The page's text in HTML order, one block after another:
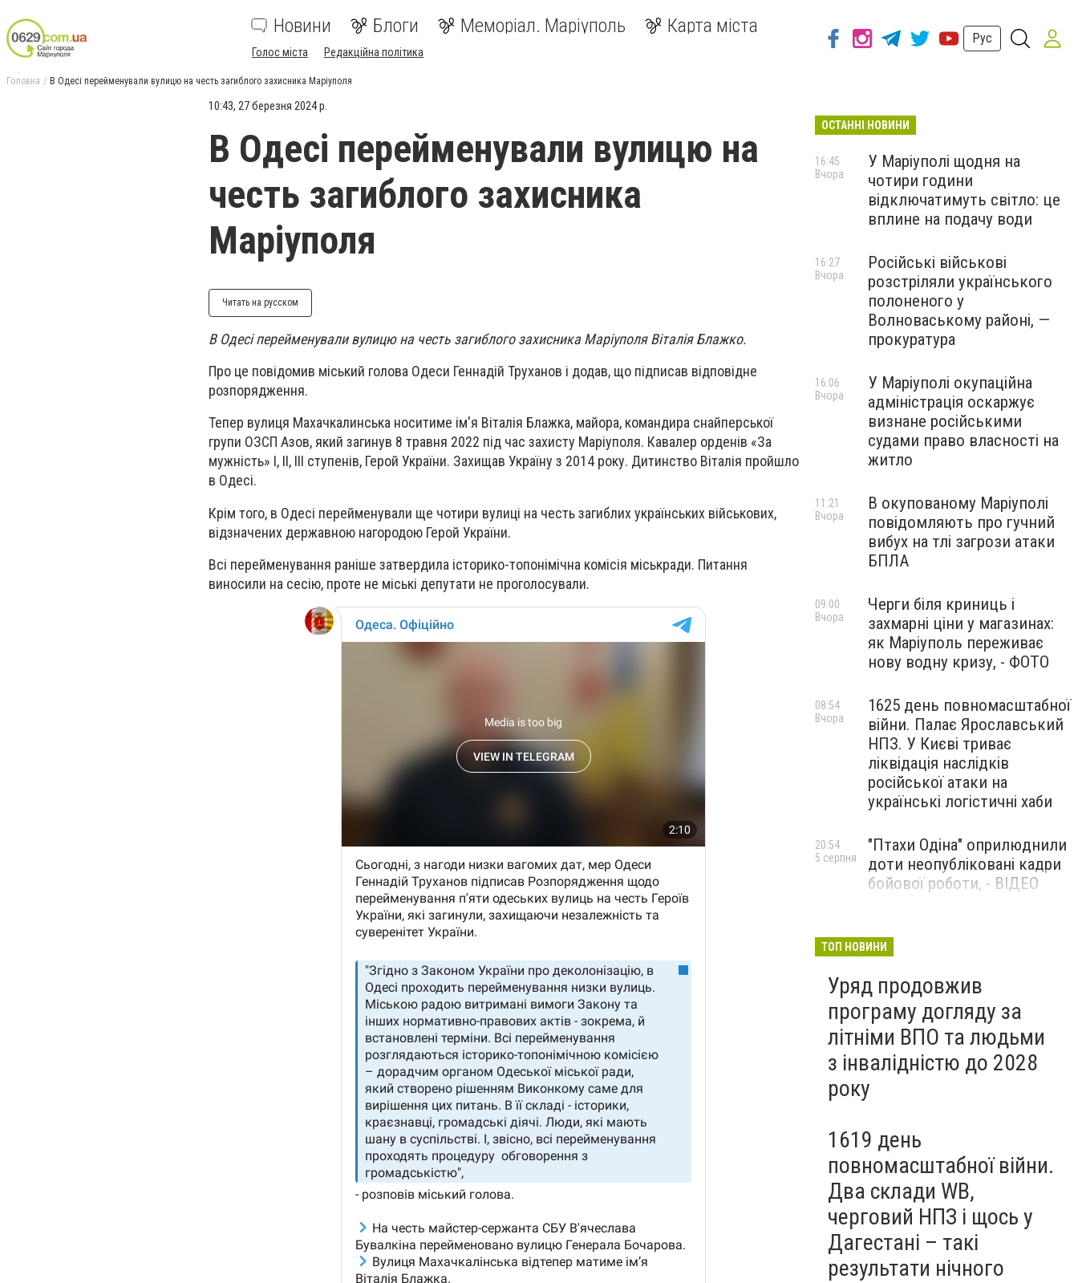
Новини Блоги Меморіал. Маріуполь Карта міста
Голос міста Редакційна політика
Рус
Головна В Одесі перейменували вулицю на честь загиблого захисника Маріуполя
10:43, 27 березня 2024 р.
В Одесі перейменували вулицю на
честь загиблого захисника
Маріуполя
Читать на русском
В Одесі перейменували вулицю на честь загиблого захисника Маріуполя Віталія Блажко.
Про це повідомив міський голова Одеси Геннадій Труханов і додав, що підписав відповідне
розпорядження.
Тепер вулиця Махачкалинська носитиме ім'я Віталія Блажка, майора, командира снайперської
групи ОЗСП Азов, який загинув 8 травня 2022 під час захисту Маріуполя. Кавалер орденів «За
мужність» I, II, III ступенів, Герой України. Захищав Україну з 2014 року. Дитинство Віталія пройшло
в Одесі.
Крім того, в Одесі перейменували ще чотири вулиці на честь загиблих українських військових,
відзначених державною нагородою Герой України.
Всі перейменування раніше затвердила історико-топонімічна комісія міськради. Питання
виносили на сесію, проте не міські депутати не проголосували.
ОСТАННІ НОВИНИ
У Маріуполі щодня на
чотири години
відключатимуть світло: це
вплине на подачу води
16:45
Вчора
Російські військові
розстріляли українського
полоненого у
Волноваському районі, —
прокуратура
16:27
Вчора
У Маріуполі окупаційна
адміністрація оскаржує
визнане російськими
судами право власності на
житло
16:06
Вчора
В окупованому Маріуполі
повідомляють про гучний
вибух на тлі загрози атаки
БПЛА
11:21
Вчора
Черги біля криниць і
захмарні ціни у магазинах:
як Маріуполь переживає
нову водну кризу, - ФОТО
09:00
Вчора
1625 день повномасштабної
війни. Палає Ярославський
НПЗ. У Києві триває
ліквідація наслідків
російської атаки на
українські логістичні хаби
08:54
Вчора
"Птахи Одіна" оприлюднили
доти неопубліковані кадри
бойової роботи, - ВІДЕО
20:54
5 серпня
Бєдняков зіграє тата
новому українському
фільмі, - ФОТО
5 серпня
ТОП НОВИНИ
Уряд продовжив
програму догляду за
літніми ВПО та людьми
з інвалідністю до 2028
року
1619 день
повномасштабної війни.
Два склади WB,
черговий НПЗ і щось у
Дагестані – такі
результати нічного